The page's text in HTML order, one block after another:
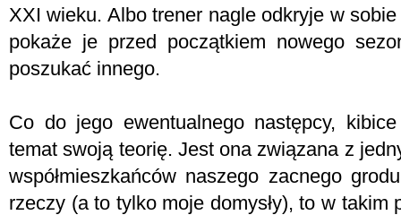
XXI wieku. Albo trener nagle odkryje w
pokaże je przed początkiem nowego
poszukać innego.
Co do jego ewentualnego następcy,
temat swoją teorię. Jest ona związana z
współmieszkańców naszego zacnego
rzeczy (a to tylko moje domysły), to w